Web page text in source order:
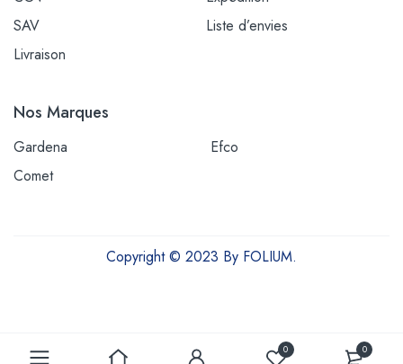
0 0
SAV
Livraison
Liste d’envies
Nos Marques
Gardena
Efco
Comet
Copyright © 2023 By FOLIUM.
Outils et équipements pour une vie plus verte